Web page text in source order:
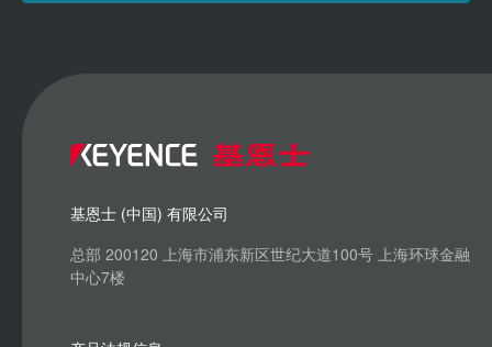
基恩士 (中国) 有限公司
总部 200120 上海市浦东新区世纪大道100号 上海环球金融
中心7楼